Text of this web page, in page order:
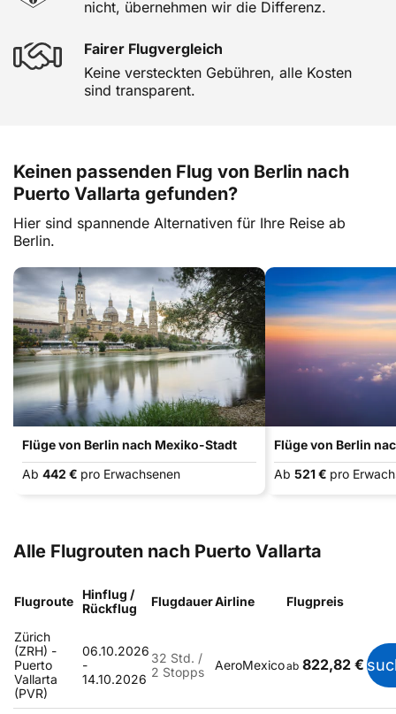
nicht, übernehmen wir die Differenz.
Fairer Flugvergleich
Keine versteckten Gebühren, alle Kosten
sind transparent.
Keinen passenden Flug von Berlin nach
Puerto Vallarta gefunden?
Hier sind spannende Alternativen für Ihre Reise ab
Berlin.
Flüge von Berlin nach Mexiko-Stadt
Ab 442 € pro Erwachsenen
Flüge von Berlin
Ab 521 € pro
Alle Flugrouten nach Puerto Vallarta
Flugroute
Hinflug /
Rückflug
FlugdauerAirline Flugpreis
Zürich
(ZRH) -
Puerto
Vallarta
(PVR)
06.10.2026
-
14.10.2026
32 Std. /
2 Stopps
AeroMexicoab 822,82 €